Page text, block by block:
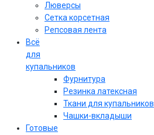
Люверсы
Сетка корсетная
Репсовая лента
Всё
для
купальников
Фурнитура
Резинка латексная
Ткани для купальников
Чашки-вкладыши
Готовые